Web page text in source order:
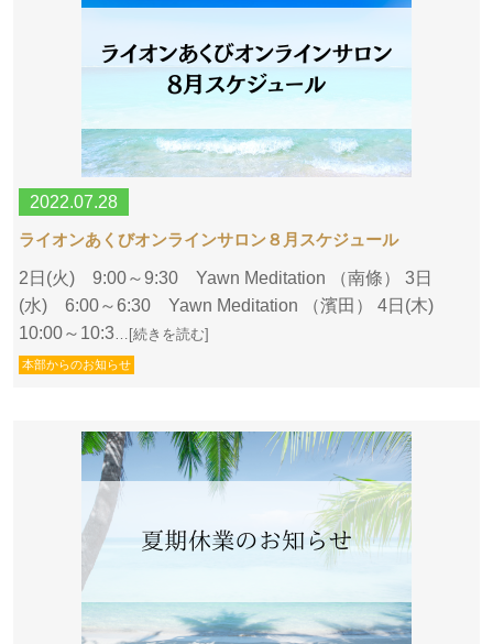
2022.07.28
ライオンあくびオンラインサロン８月スケジュール
2日(火) 9:00～9:30 Yawn Meditation （南條） 3日
(水) 6:00～6:30 Yawn Meditation （濱田） 4日(木)
10:00～10:3…[続きを読む]
本部からのお知らせ